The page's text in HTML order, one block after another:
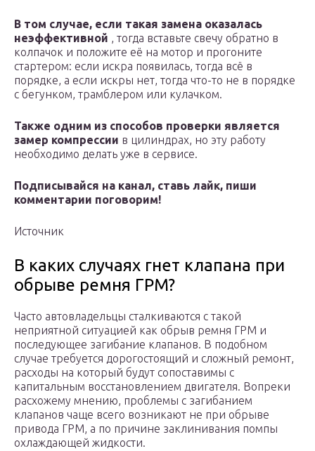
В том случае, если такая замена оказалась
неэффективной , тогда вставьте свечу обратно в
колпачок и положите её на мотор и прогоните
стартером: если искра появилась, тогда всё в
порядке, а если искры нет, тогда что-то не в порядке
с бегунком, трамблером или кулачком.
Также одним из способов проверки является
замер компрессии в цилиндрах, но эту работу
необходимо делать уже в сервисе.
Подписывайся на канал, ставь лайк, пиши
комментарии поговорим!
Источник
В каких случаях гнет клапана при
обрыве ремня ГРМ?
Часто автовладельцы сталкиваются с такой
неприятной ситуацией как обрыв ремня ГРМ и
последующее загибание клапанов. В подобном
случае требуется дорогостоящий и сложный ремонт,
расходы на который будут сопоставимы с
капитальным восстановлением двигателя. Вопреки
расхожему мнению, проблемы с загибанием
клапанов чаще всего возникают не при обрыве
привода ГРМ, а по причине заклинивания помпы
охлаждающей жидкости.